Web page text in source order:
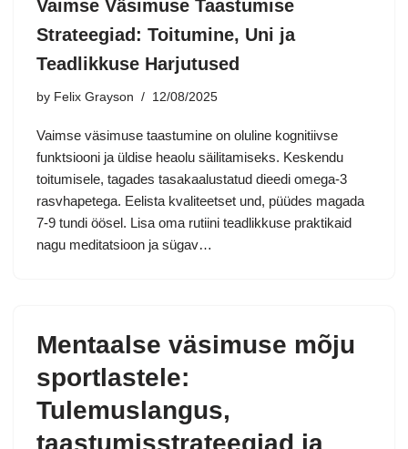
Vaimse Väsimuse Taastumise
Strateegiad: Toitumine, Uni ja
Teadlikkuse Harjutused
by Felix Grayson 12/08/2025
Vaimse väsimuse taastumine on oluline kognitiivse
funktsiooni ja üldise heaolu säilitamiseks. Keskendu
toitumisele, tagades tasakaalustatud dieedi omega-3
rasvhapetega. Eelista kvaliteetset und, püüdes magada
7-9 tundi öösel. Lisa oma rutiini teadlikkuse praktikaid
nagu meditatsioon ja sügav…
Mentaalse väsimuse mõju
sportlastele:
Tulemuslangus,
taastumisstrateegiad ja